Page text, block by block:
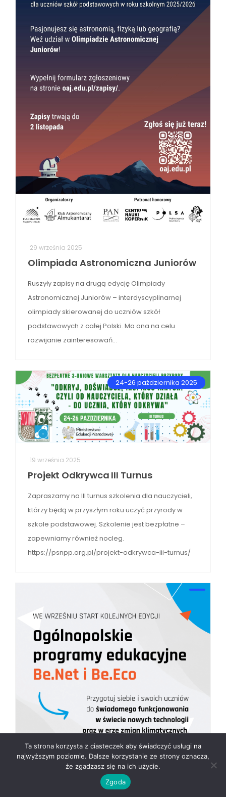
29 września 2025
Olimpiada Astronomiczna Juniorów
Ruszyły zapisy na drugą edycję Olimpiady
Astronomicznej Juniorów – interdyscyplinarnej
olimpiady skierowanej do uczniów szkół
podstawowych z całej Polski. Ma ona na celu
rozwijanie zainteresowań…
24-26 października 2025
19 września 2025
Projekt Odkrywca III Turnus
Zapraszamy na III turnus szkolenia dla nauczycieli,
którzy będą w przyszłym roku uczyć przyrody w
szkole podstawowej. Szkolenie jest bezpłatne –
zapewniamy również nocleg.
https://psnpp.org.pl/projekt-odkrywca-iii-turnus/
Ta strona korzysta z ciasteczek aby świadczyć usługi na
najwyższym poziomie. Dalsze korzystanie ze strony oznacza,
że zgadzasz się na ich użycie.
Zgoda